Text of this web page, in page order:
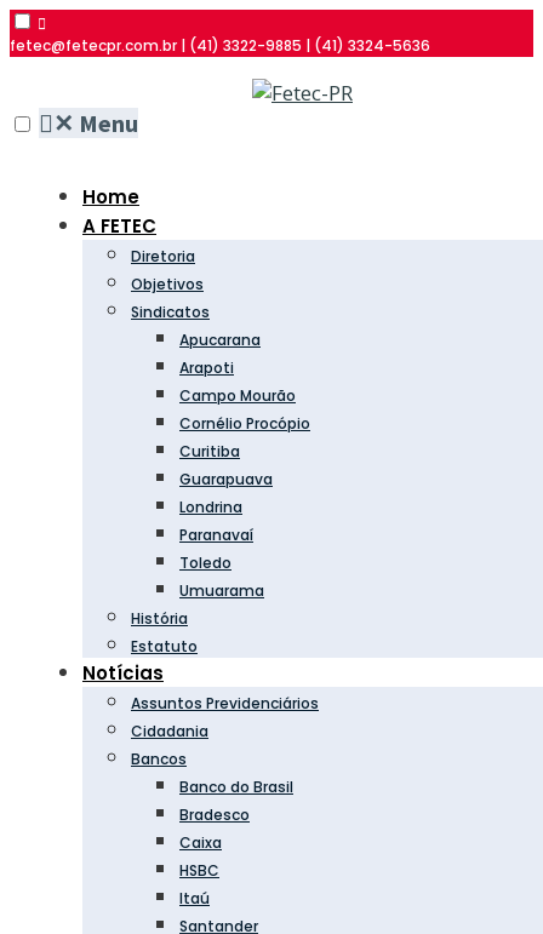
fetec@fetecpr.com.br | (41) 3322-9885 | (41) 3324-5636
✕ Menu
Home
A FETEC
Diretoria
Objetivos
Sindicatos
Apucarana
Arapoti
Campo Mourão
Cornélio Procópio
Curitiba
Guarapuava
Londrina
Paranavaí
Toledo
Umuarama
História
Estatuto
Notícias
Assuntos Previdenciários
Cidadania
Bancos
Banco do Brasil
Bradesco
Caixa
HSBC
Itaú
Santander